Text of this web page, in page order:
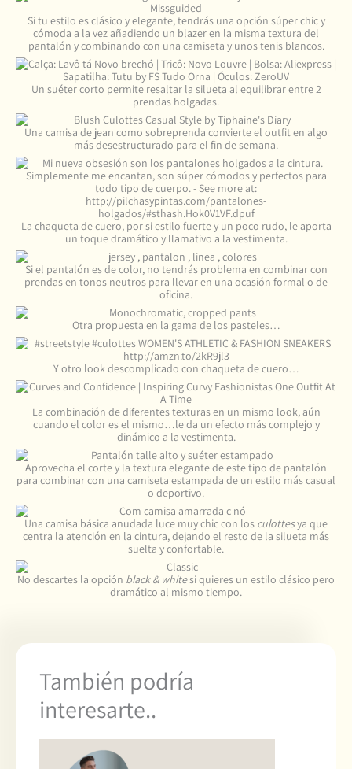
Si tu estilo es clásico y elegante, tendrás una opción súper chic y
cómoda a la vez añadiendo un blazer en la misma textura del
pantalón y combinando con una camiseta y unos tenis blancos.
Un suéter corto permite resaltar la silueta al equilibrar entre 2
prendas holgadas.
Una camisa de jean como sobreprenda convierte el outfit en algo
más desestructurado para el fin de semana.
La chaqueta de cuero, por si estilo fuerte y un poco rudo, le aporta
un toque dramático y llamativo a la vestimenta.
Si el pantalón es de color, no tendrás problema en combinar con
prendas en tonos neutros para llevar en una ocasión formal o de
oficina.
Otra propuesta en la gama de los pasteles…
Y otro look descomplicado con chaqueta de cuero…
La combinación de diferentes texturas en un mismo look, aún
cuando el color es el mismo…le da un efecto más complejo y
dinámico a la vestimenta.
Aprovecha el corte y la textura elegante de este tipo de pantalón
para combinar con una camiseta estampada de un estilo más casual
o deportivo.
Una camisa básica anudada luce muy chic con los culottesya que
centra la atención en la cintura, dejando el resto de la silueta más
suelta y confortable.
No descartes la opción black & whitesi quieres un estilo clásico pero
dramático al mismo tiempo.
También podría
interesarte..